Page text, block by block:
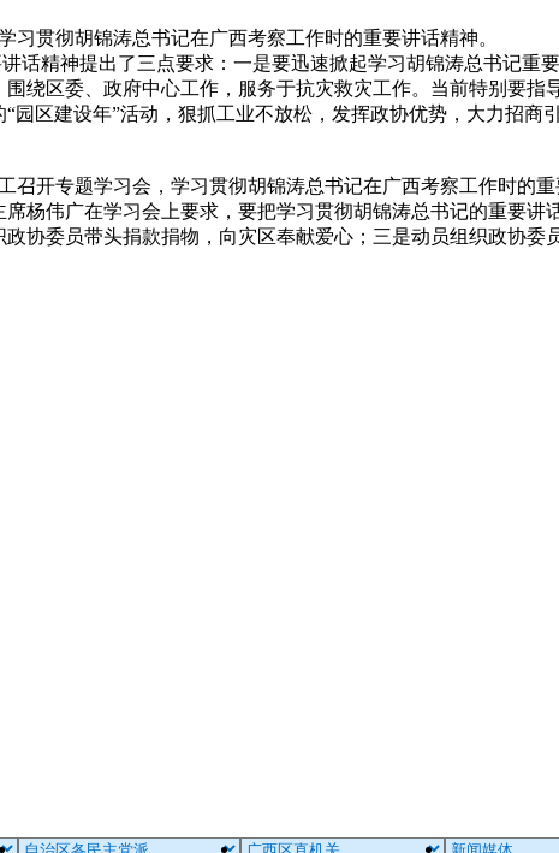
贯彻胡锦涛总书记在广西考察工作时的重要讲话精神。
精神提出了三点要求：一是要迅速掀起学习胡锦涛总书记重
绕区委、政府中心工作，服务于抗灾救灾工作。当前特别要
园区建设年”活动，狠抓工业不放松，发挥政协优势，大力
开专题学习会，学习贯彻胡锦涛总书记在广西考察工作时的
杨伟广在学习会上要求，要把学习贯彻胡锦涛总书记的重要
协委员带头捐款捐物，向灾区奉献爱心；三是动员组织政协